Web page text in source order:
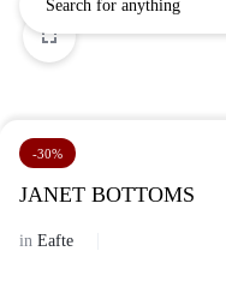
-30%
JANET BOTTOMS
in Eafte